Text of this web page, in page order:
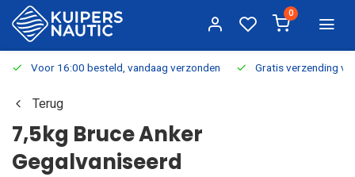
0
Voor 16:00 besteld, vandaag verzonden Gratis verzending
Terug
7,5kg Bruce Anker
Gegalvaniseerd